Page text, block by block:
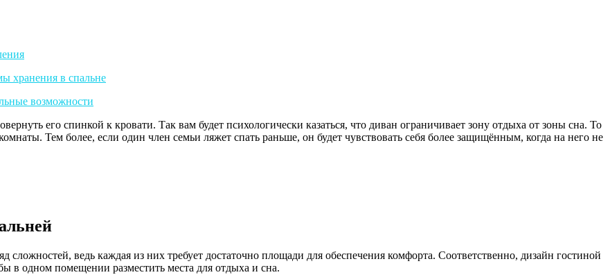
его спинкой к кровати. Так вам будет психологически казаться, что диван ограничивает зону отдыха от зоны сна. То
Тем более, если один член семьи ляжет спать раньше, он будет чувствовать себя более защищённым, когда на него не
сложностей, ведь каждая из них требует достаточно площади для обеспечения комфорта. Соответственно, дизайн гостиной
в одном помещении разместить места для отдыха и сна.